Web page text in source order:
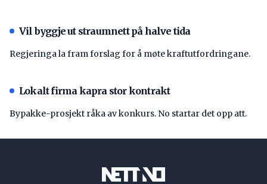
Vil byggje ut straumnett på halve tida
Regjeringa la fram forslag for å møte kraftutfordringane.
Lokalt firma kapra stor kontrakt
Bypakke-prosjekt råka av konkurs. No startar det opp att.